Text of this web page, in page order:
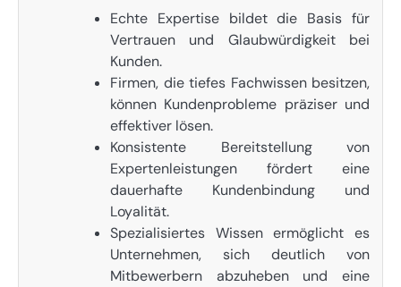
Echte Expertise bildet die Basis für
Vertrauen und Glaubwürdigkeit bei
Kunden.
Firmen, die tiefes Fachwissen besitzen,
können Kundenprobleme präziser und
effektiver lösen.
Konsistente Bereitstellung von
Expertenleistungen fördert eine
dauerhafte Kundenbindung und
Loyalität.
Spezialisiertes Wissen ermöglicht es
Unternehmen, sich deutlich von
Mitbewerbern abzuheben und eine